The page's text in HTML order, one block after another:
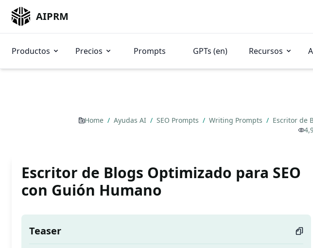
AIPRM
Productos Precios Prompts GPTs (en) Recursos
Home / Ayudas AI / SEO Prompts / Writing Prompts / Escritor de
Escritor de Blogs Optimizado para SEO
con Guión Humano
Teaser